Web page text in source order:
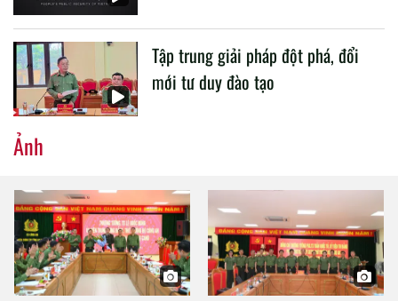
Tập trung giải pháp đột phá, đổi
mới tư duy đào tạo
Ảnh